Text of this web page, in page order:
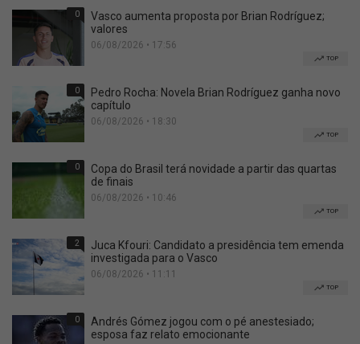
0
Vasco aumenta proposta por Brian Rodríguez;
valores
06/08/2026 • 17:56
TOP
0
Pedro Rocha: Novela Brian Rodríguez ganha novo
capítulo
06/08/2026 • 18:30
TOP
0
Copa do Brasil terá novidade a partir das quartas
de finais
06/08/2026 • 10:46
TOP
2
Juca Kfouri: Candidato a presidência tem emenda
investigada para o Vasco
06/08/2026 • 11:11
TOP
0
Andrés Gómez jogou com o pé anestesiado;
esposa faz relato emocionante